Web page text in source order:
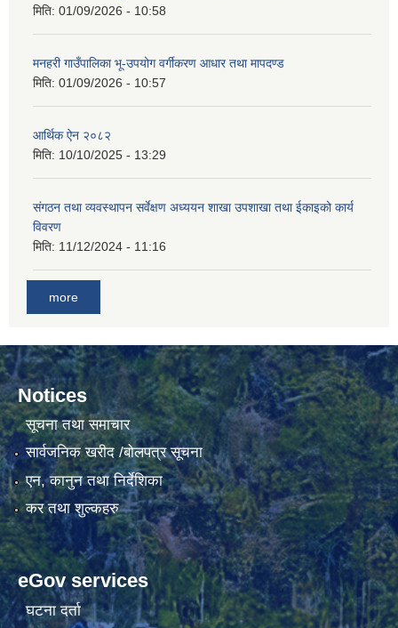
मिति: 01/09/2026 - 10:58
मनहरी गाउँपालिका भू-उपयोग वर्गीकरण आधार तथा मापदण्ड
मिति: 01/09/2026 - 10:57
आर्थिक ऐन २०८२
मिति: 10/10/2025 - 13:29
संगठन तथा व्यवस्थापन सर्वेक्षण अध्ययन शाखा उपशाखा तथा ईकाइको कार्य
विवरण
मिति: 11/12/2024 - 11:16
more
Notices
सूचना तथा समाचार
सार्वजनिक खरीद /बोलपत्र सूचना
एन, कानुन तथा निर्देशिका
कर तथा शुल्कहरु
eGov services
घटना दर्ता